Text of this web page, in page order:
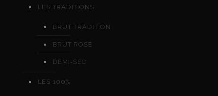
LES TRADITIONS
BRUT TRADITION
BRUT ROSÉ
DEMI-SEC
LES 100%